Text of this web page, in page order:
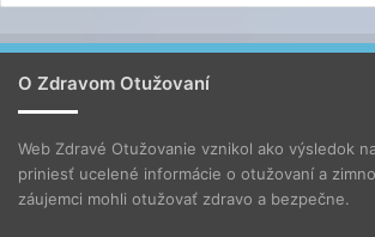
O Zdravom Otužovaní
Web Zdravé Otužovanie vznikol ako výsledok
priniesť ucelené informácie o otužovaní a
záujemci mohli otužovať zdravo a bezpečne.